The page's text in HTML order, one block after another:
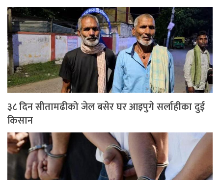
३८ दिन सीतामढीको जेल बसेर घर आइपुगे सर्लाहीका दुई
किसान